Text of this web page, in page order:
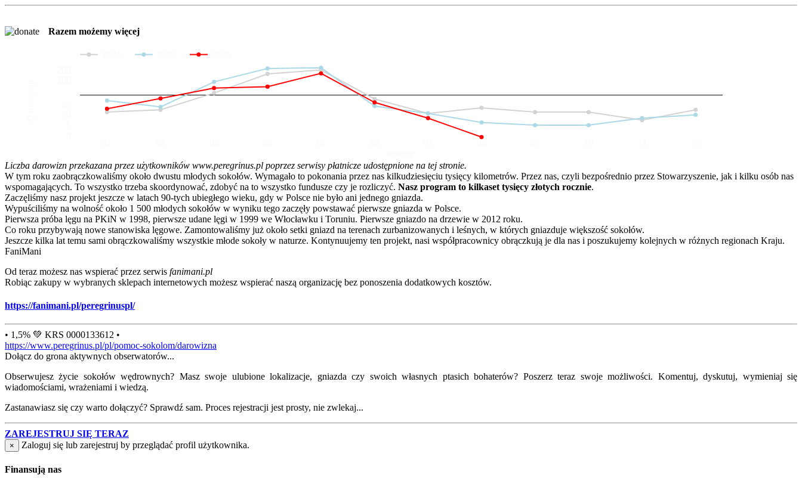
Razem możemy więcej
Liczba darowizn przekazana przez użytkowników www.peregrinus.pl poprzez serwisy płatnicze udostępnione na tej stronie.
W tym roku zaobrączkowaliśmy około dwustu młodych sokołów. Wymagało to pokonania przez nas kilkudziesięciu tysięcy kilometrów. Przez nas, czyli bezpośrednio przez Stowarzyszenie, jak i kilku osób nas
wspomagających. To wszystko trzeba skoordynować, zdobyć na to wszystko fundusze czy je rozliczyć. Nasz program to kilkaset tysięcy złotych rocznie.
Zaczęliśmy nasz projekt jeszcze w latach 90-tych ubiegłego wieku, gdy w Polsce nie było ani jednego gniazda.
Wypuściliśmy na wolność około 1 500 młodych sokołów w wyniku tego zaczęły powstawać pierwsze gniazda w Polsce.
Pierwsza próba lęgu na PKiN w 1998, pierwsze udane lęgi w 1999 we Włocławku i Toruniu. Pierwsze gniazdo na drzewie w 2012 roku.
Co roku przybywają nowe stanowiska lęgowe. Zamontowaliśmy już około setki gniazd na terenach zurbanizowanych i leśnych, w których gniazduje większość sokołów.
Jeszcze kilka lat temu sami obrączkowaliśmy wszystkie młode sokoły w naturze. Kontynuujemy ten projekt, nasi współpracownicy obrączkują je dla nas i poszukujemy kolejnych w różnych regionach Kraju.
FaniMani
Od teraz możesz nas wspierać przez serwis fanimani.pl
Robiąc zakupy w wybranych sklepach internetowych możesz wspierać naszą organizację bez ponoszenia dodatkowych kosztów.
https://fanimani.pl/peregrinuspl/
• 1,5% 💚 KRS 0000133612 •
https://www.peregrinus.pl/pl/pomoc-sokolom/darowizna
Dołącz do grona aktywnych obserwatorów...
Obserwujesz życie sokołów wędrownych? Masz swoje ulubione lokalizacje, gniazda czy swoich własnych ptasich bohaterów? Poszerz teraz swoje możliwości. Komentuj, dyskutuj, wymieniaj się
wiadomościami, wrażeniami i wiedzą.
Zastanawiasz się czy warto dołączyć? Sprawdź sam. Proces rejestracji jest prosty, nie zwlekaj...
ZAREJESTRUJ SIĘ TERAZ
× Zaloguj się lub zarejestruj by przeglądać profil użytkownika.
Finansują nas